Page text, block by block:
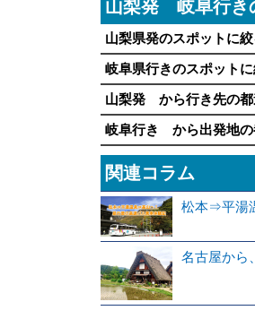
山梨発 岐阜行き
山梨県発のスポットに絞
岐阜県行きのスポット
山梨発 から行き先の都
岐阜行き から出発地の
関連コラム
松本⇒平湯
名古屋から